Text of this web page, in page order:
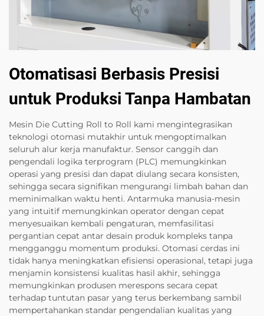
Otomatisasi Berbasis Presisi
untuk Produksi Tanpa Hambatan
Mesin Die Cutting Roll to Roll kami mengintegrasikan
teknologi otomasi mutakhir untuk mengoptimalkan
seluruh alur kerja manufaktur. Sensor canggih dan
pengendali logika terprogram (PLC) memungkinkan
operasi yang presisi dan dapat diulang secara konsisten,
sehingga secara signifikan mengurangi limbah bahan dan
meminimalkan waktu henti. Antarmuka manusia-mesin
yang intuitif memungkinkan operator dengan cepat
menyesuaikan kembali pengaturan, memfasilitasi
pergantian cepat antar desain produk kompleks tanpa
mengganggu momentum produksi. Otomasi cerdas ini
tidak hanya meningkatkan efisiensi operasional, tetapi juga
menjamin konsistensi kualitas hasil akhir, sehingga
memungkinkan produsen merespons secara cepat
terhadap tuntutan pasar yang terus berkembang sambil
mempertahankan standar pengendalian kualitas yang